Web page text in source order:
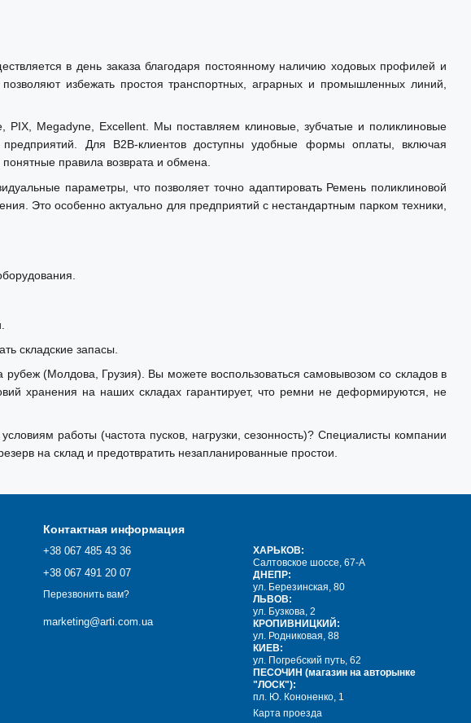
в день заказа благодаря постоянному наличию ходовых профилей и
избежать простоя транспортных, аграрных и промышленных линий,
Megadyne, Excellent. Мы поставляем клиновые, зубчатые и поликлиновые
Для B2B-клиентов доступны удобные формы оплаты, включая
правила возврата и обмена.
параметры, что позволяет точно адаптировать Ремень поликлиновой
Это особенно актуально для предприятий с нестандартным парком техники,
складские запасы.
(Молдова, Грузия). Вы можете воспользоваться самовывозом со складов в
хранения на наших складах гарантирует, что ремни не деформируются, не
работы (частота пусков, нагрузки, сезонность)? Специалисты компании
на склад и предотвратить незапланированные простои.
Контактная информация
+38 067 485 43 36
+38 067 491 20 07
Перезвонить вам?
marketing@arti.com.ua
ХАРЬКОВ:
Салтовское шоссе, 67-А
ДНЕПР:
ул. Березинская, 80
ЛЬВОВ:
ул. Бузкова, 2
КРОПИВНИЦКИЙ:
ул. Родниковая, 88
КИЕВ:
ул. Погребский путь, 62
ПЕСОЧИН (магазин на авторынке
"ЛОСК"):
пл. Ю. Кононенко, 1
Карта проезда